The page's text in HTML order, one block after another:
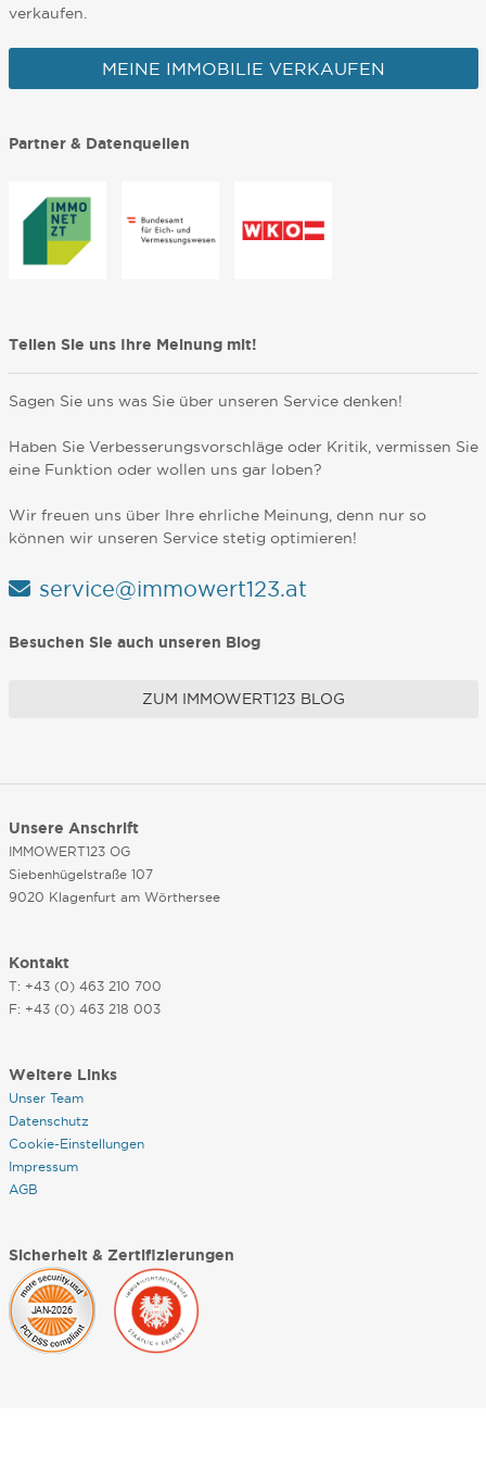
verkaufen.
MEINE IMMOBILIE VERKAUFEN
Partner & Datenquellen
Teilen Sie uns Ihre Meinung mit!
Sagen Sie uns was Sie über unseren Service denken!
Haben Sie Verbesserungsvorschläge oder Kritik, vermissen Sie
eine Funktion oder wollen uns gar loben?
Wir freuen uns über Ihre ehrliche Meinung, denn nur so
können wir unseren Service stetig optimieren!
service@immowert123.at
Besuchen Sie auch unseren Blog
ZUM IMMOWERT123 BLOG
Unsere Anschrift
IMMOWERT123 OG
Siebenhügelstraße 107
9020 Klagenfurt am Wörthersee
Kontakt
T: +43 (0) 463 210 700
F: +43 (0) 463 218 003
Weitere Links
Unser Team
Datenschutz
Cookie-Einstellungen
Impressum
AGB
Sicherheit & Zertifizierungen